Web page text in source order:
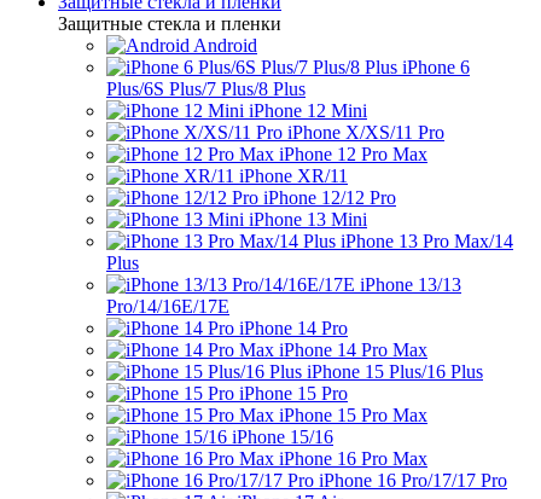
Защитные стекла и пленки
Android
iPhone 6
Plus/6S Plus/7 Plus/8 Plus
iPhone 12 Mini
iPhone X/XS/11 Pro
iPhone 12 Pro Max
iPhone XR/11
iPhone 12/12 Pro
iPhone 13 Mini
iPhone 13 Pro Max/14
Plus
iPhone 13/13
Pro/14/16E/17E
iPhone 14 Pro
iPhone 14 Pro Max
iPhone 15 Plus/16 Plus
iPhone 15 Pro
iPhone 15 Pro Max
iPhone 15/16
iPhone 16 Pro Max
iPhone 16 Pro/17/17 Pro